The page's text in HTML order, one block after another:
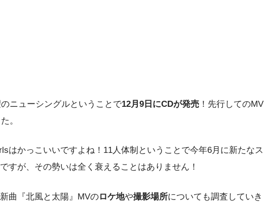
のニューシングルということで12月9日にCDが発売 ！先行してのMV
。
はかっこいいですよね！11人体制ということで今年6月に新たなス
すが、その勢いは全く衰えることはありません！
曲『北風と太陽』MVのロケ地や撮影場所についても調査していき